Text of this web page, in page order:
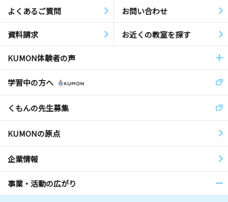
よくあるご質問 お問い合わせ
資料請求 お近くの教室を探す
KUMON体験者の声
学習中の方へ
くもんの先生募集
KUMONの原点
企業情報
事業・活動の広がり